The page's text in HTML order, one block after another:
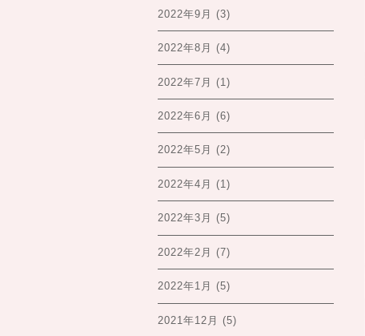
2022年9月 (3)
2022年8月 (4)
2022年7月 (1)
2022年6月 (6)
2022年5月 (2)
2022年4月 (1)
2022年3月 (5)
2022年2月 (7)
2022年1月 (5)
2021年12月 (5)